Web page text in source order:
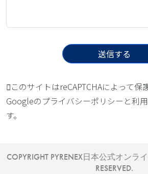
このサイトはreCAPTCHAによって保
Googleのプライバシーポリシー と利
す。
COPYRIGHT PYRENEX日本公式オンラ
RESERVED.